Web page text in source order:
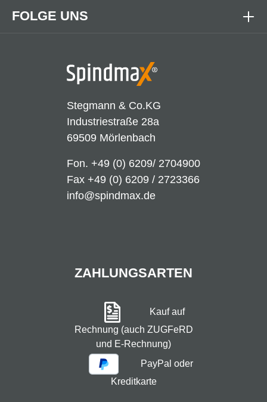
Stegmann & Co.KG
Industriestraße 28a
69509 Mörlenbach
Fon. +49 (0) 6209/ 2704900
Fax +49 (0) 6209 / 2723366
info@spindmax.de
FOLGE UNS
ZAHLUNGSARTEN
Kauf auf
Rechnung (auch ZUGFeRD
und E-Rechnung)
PayPal oder
Kreditkarte